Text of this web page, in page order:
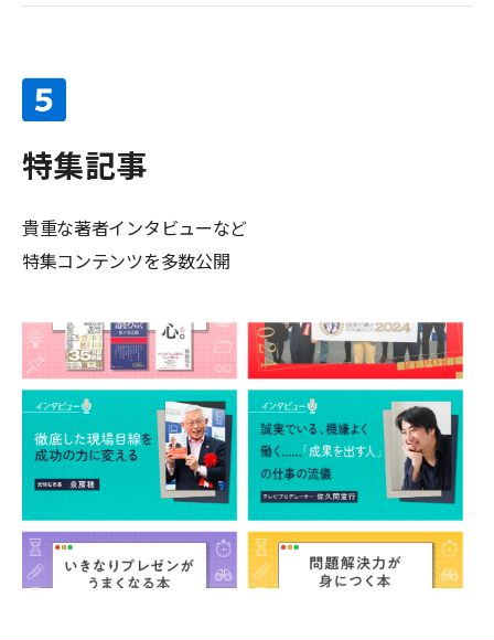
特集記事
貴重な著者インタビューなど
特集コンテンツを多数公開